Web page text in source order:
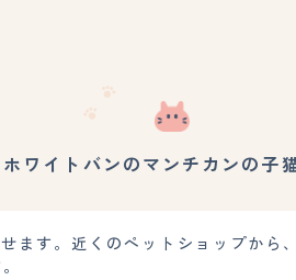
ワイトバンのマンチカンの子
ます。近くのペットショップから